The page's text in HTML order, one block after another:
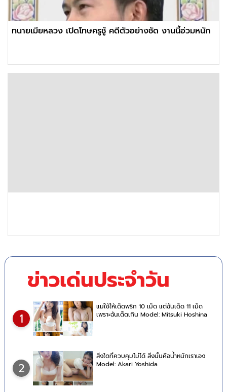
ทนายเมียหลวง เปิดโทษครูชู้ คดีตัวอย่างชัด งานนี้อ่วมหนัก
ข่าวเด่นประจำวัน
1
แม่ใช้ให้เด็ดพริก 10 เม็ด แต่ฉันเด็ด 11 เม็ด
เพราะฉันเด็ดเกิน Model: Mitsuki Hoshina
2
สิ่งใดที่ควบคุมไม่ได้ สิ่งนั้นคือน้ำหนักเราเอง
Model: Akari Yoshida